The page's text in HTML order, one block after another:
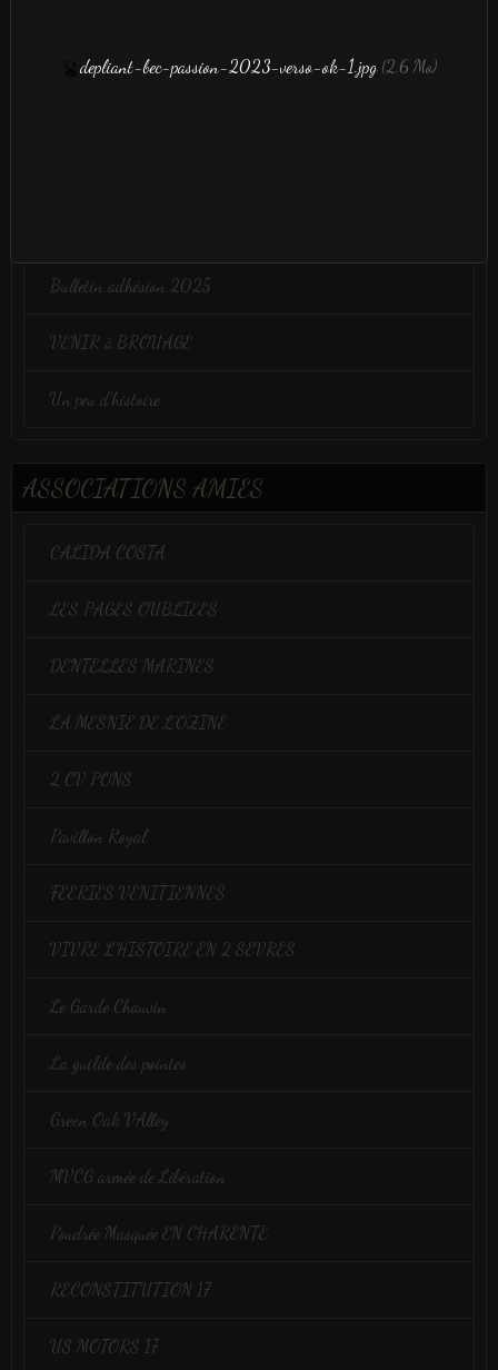
film vidéo
Bulletin adhésion 2025
VENIR à BROUAGE
Un peu d'histoire
ASSOCIATIONS AMIES
CALIDA COSTA
LES PAGES OUBLIEES
DENTELLES MARINES
LA MESNIE DE L'OZINE
2 CV PONS
Pavillon Royal
FEERIES VENITIENNES
VIVRE L'HISTOIRE EN 2 SEVRES
Le Garde Chauvin
La guilde des pointes
Green Oak VAlley
MVCG armée de Libération
Poudrée Masquée EN CHARENTE
RECONSTITUTION 17
US MOTORS 17
depliant-bec-passion-2023-verso-ok-1.jpg(2.6 Mo)